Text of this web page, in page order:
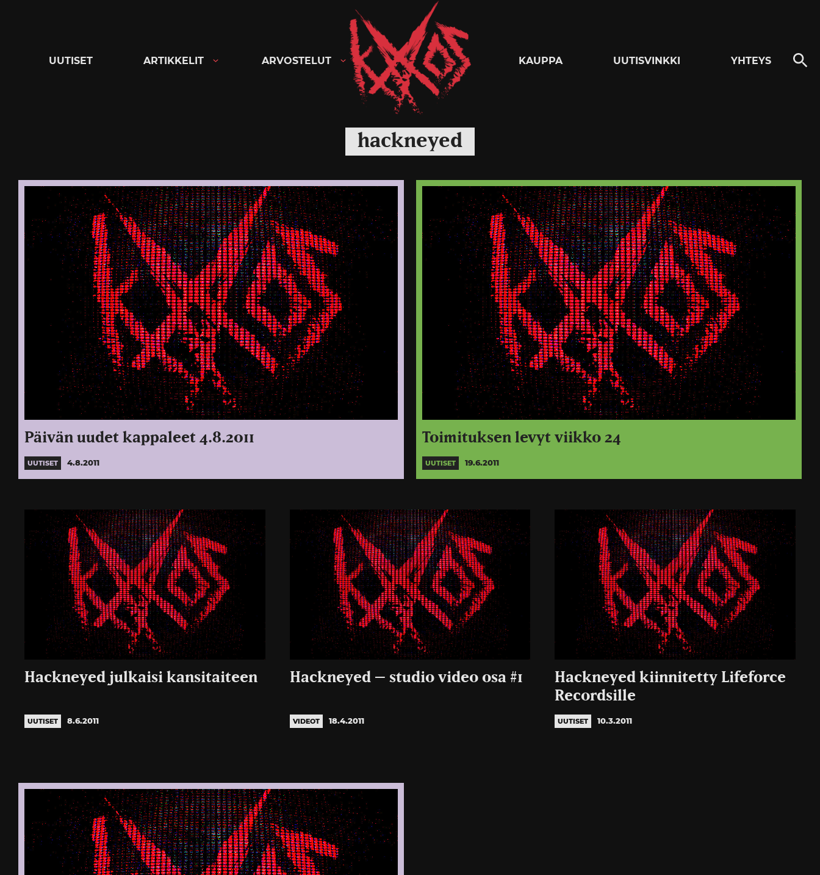
Kaaoszine
UUTISET ARTIKKELIT ARVOSTELUT KAUPPA UUTISVINKKI YHTEYS
hackneyed
Päivän uudet kappaleet 4.8.2011
UUTISET 4.8.2011
Toimituksen levyt viikko 24
UUTISET 19.6.2011
Hackneyed julkaisi kansitaiteen
UUTISET 8.6.2011
Hackneyed – studio video osa #1
VIDEOT 18.4.2011
Hackneyed kiinnitetty Lifeforce
Recordsille
UUTISET 10.3.2011